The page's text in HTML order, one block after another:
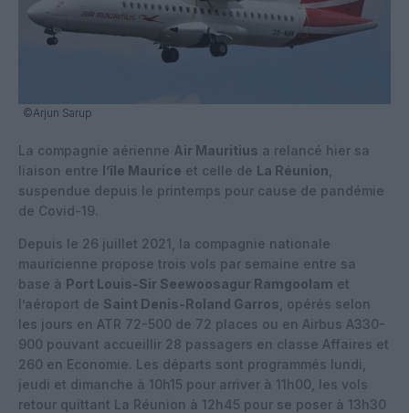
©Arjun Sarup
La compagnie aérienne Air Mauritius a relancé hier sa
liaison entre l’île Maurice et celle de La Réunion
suspendue depuis le printemps pour cause de pandémie
de Covid-19.
Depuis le 26 juillet 2021, la compagnie nationale
mauricienne propose trois vols par semaine entre sa
base à Port Louis-Sir Seewoosagur Ramgoolam et
l’aéroport de Saint Denis-Roland Garros , opérés selon
les jours en ATR 72-500 de 72 places ou en Airbus A330-
900 pouvant accueillir 28 passagers en classe Affaires et
260 en Economie. Les départs sont programmés lundi,
jeudi et dimanche à 10h15 pour arriver à 11h00, les vols
retour quittant La Réunion à 12h45 pour se poser à 13h30